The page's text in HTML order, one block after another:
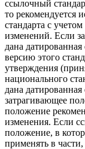
ссылочный
то рекомендуется
стандарта с
изменений. Если
дана
версию этого
утверждения
национального
дана
затрагивающее
положение
изменения. Если
положение, в
применять в